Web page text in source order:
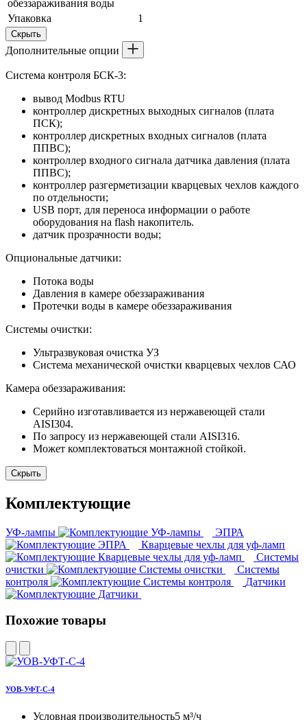
обеззараживания воды
Упаковка 1
Скрыть
Дополнительные опции
Система контроля БСК-3:
вывод Modbus RTU
контроллер дискретных выходных сигналов (плата
ПСК);
контроллер дискретных входных сигналов (плата
ППВС);
контроллер входного сигнала датчика давления (плата
ППВС);
контроллер разгерметизации кварцевых чехлов каждого
по отдельности;
USB порт, для переноса информации о работе
оборудования на flash накопитель.
датчик прозрачности воды;
Опциональные датчики:
Потока воды
Давления в камере обеззараживания
Протечки воды в камере обеззараживания
Системы очистки:
Ультразвуковая очистка УЗ
Система механической очистки кварцевых чехлов САО
Камера обеззараживания:
Серийно изготавливается из нержавеющей стали
AISI304.
По запросу из нержавеющей стали AISI316.
Может комплектоваться монтажной стойкой.
Скрыть
Комплектующие
УФ-лампы
ЭПРА
Кварцевые чехлы для уф-ламп
Системы
очистки
Системы
контроля
Датчики
Похожие товары
УОВ-УФТ-С-4
Условная производительность5 м³/ч